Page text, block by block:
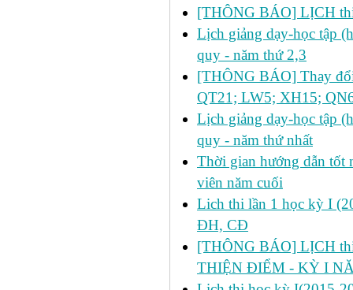
[THÔNG BÁO] LỊCH
Lịch giảng dạy-học tập
quy - năm thứ 2,3
[THÔNG BÁO] Thay
QT21; LW5; XH15;
Lịch giảng dạy-học tập
quy - năm thứ nhất
Thời gian hướng dẫn tốt
viên năm cuối
Lich thi lần 1 học kỳ I
ĐH, CĐ
[THÔNG BÁO] LỊCH
THIỆN ĐIỂM - KỲ I